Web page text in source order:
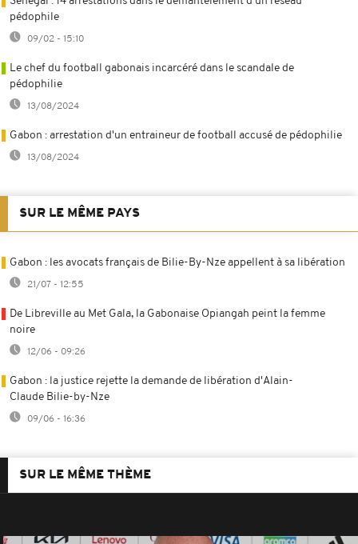
pédophile
09/02 - 15:10
Le chef du football gabonais incarcéré dans le scandale de
pédophilie
13/08/2024
Gabon : arrestation d'un entraineur de football accusé de pédophilie
13/08/2024
SUR LE MÊME PAYS
Gabon : les avocats français de Bilie-By-Nze appellent à sa libération
21/07 - 12:55
De Libreville au Met Gala, la Gabonaise Opiangah peint la femme
noire
12/06 - 09:26
Gabon : la justice rejette la demande de libération d'Alain-
Claude Bilie-by-Nze
09/06 - 16:36
SUR LE MÊME THÈME